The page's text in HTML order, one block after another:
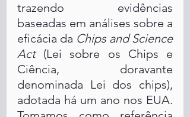
trazendo evidências
baseadas em análises sobre a
eficácia da Chips and Science
Act (Lei sobre os Chips e
Ciência, doravante
denominada Lei dos chips),
adotada há um ano nos EUA.